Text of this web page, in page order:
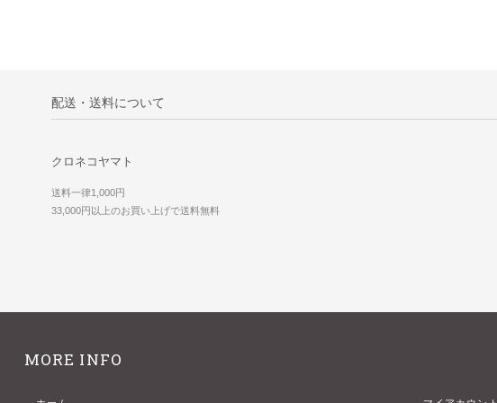
配送・送料について
クロネコヤマト
送料一律1,000円
33,000円以上のお買い上げで送料無料
MORE INFO